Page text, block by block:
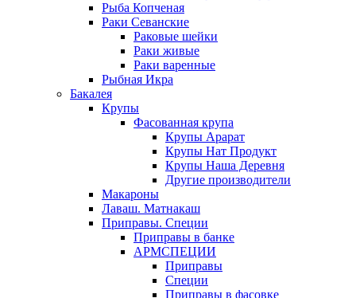
Рыба Копченая
Раки Севанские
Раковые шейки
Раки живые
Раки варенные
Рыбная Икра
Бакалея
Крупы
Фасованная крупа
Крупы Арарат
Крупы Нат Продукт
Крупы Наша Деревня
Другие производители
Макароны
Лаваш. Матнакаш
Приправы. Специи
Приправы в банке
АРМСПЕЦИИ
Приправы
Специи
Приправы в фасовке